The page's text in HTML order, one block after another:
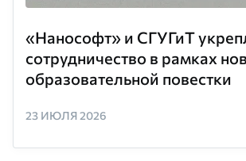
«Нанософт» и СГУГиТ
сотрудничество в рамках
образовательной повестки
23 ИЮЛЯ 2026